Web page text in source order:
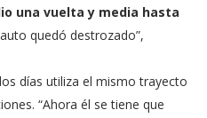
una vuelta y media hasta
auto quedó destrozado”,
días utiliza el mismo trayecto
“Ahora él se tiene que